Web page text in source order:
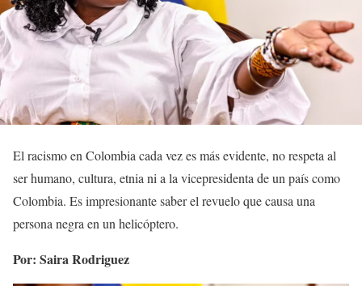
El racismo en Colombia cada vez es más evidente, no respeta al
ser humano, cultura, etnia ni a la vicepresidenta de un país como
Colombia. Es impresionante saber el revuelo que causa una
persona negra en un helicóptero.
Por: Saira Rodriguez